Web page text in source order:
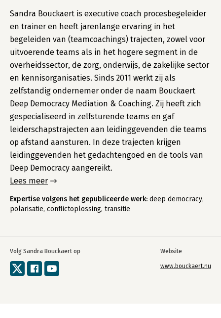
Volg Sandra Bouckaert op Website
www.bouckaert.nu
Sandra Bouckaert is executive coach procesbegeleider
en trainer en heeft jarenlange ervaring in het
begeleiden van (teamcoachings) trajecten, zowel voor
uitvoerende teams als in het hogere segment in de
overheidssector, de zorg, onderwijs, de zakelijke sector
en kennisorganisaties. Sinds 2011 werkt zij als
zelfstandig ondernemer onder de naam Bouckaert
Deep Democracy Mediation & Coaching. Zij heeft zich
gespecialiseerd in zelfsturende teams en gaf
leiderschapstrajecten aan leidinggevenden die teams
op afstand aansturen. In deze trajecten krijgen
leidinggevenden het gedachtengoed en de tools van
Deep Democracy aangereikt.
Lees meer
Expertise volgens het gepubliceerde werk: deep democracy,
polarisatie, conflictoplossing, transitie